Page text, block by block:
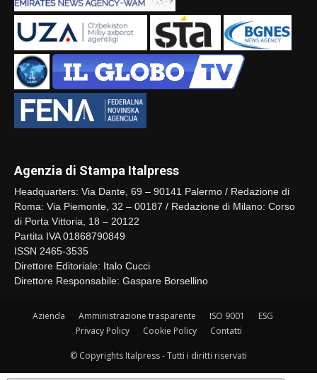
Agenzia di Stampa Italpress
Headquarters: Via Dante, 69 – 90141 Palermo / Redazione di
Roma: Via Piemonte, 32 – 00187 / Redazione di Milano: Corso
di Porta Vittoria, 18 – 20122
Partita IVA 01868790849
ISSN 2465-3535
Direttore Editoriale: Italo Cucci
Direttore Responsabile: Gaspare Borsellino
Azienda Amministrazione trasparente ISO 9001
ESG
Privacy Policy
Cookie Policy Contatti
© Copyrights Italpress - Tutti i diritti riservati